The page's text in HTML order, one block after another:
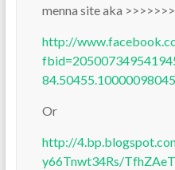
menna site aka
http://
Or
http://
y66Tnwt34Rs/